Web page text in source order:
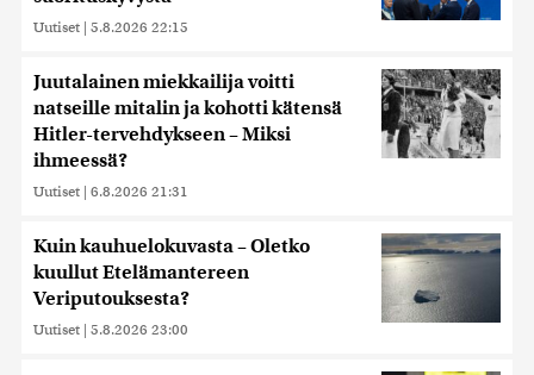
Uutiset | 5.8.2026 22:15
Juutalainen miekkailija voitti
natseille mitalin ja kohotti kätensä
Hitler-tervehdykseen – Miksi
ihmeessä?
Uutiset | 6.8.2026 21:31
Kuin kauhuelokuvasta – Oletko
kuullut Etelämantereen
Veriputouksesta?
Uutiset | 5.8.2026 23:00